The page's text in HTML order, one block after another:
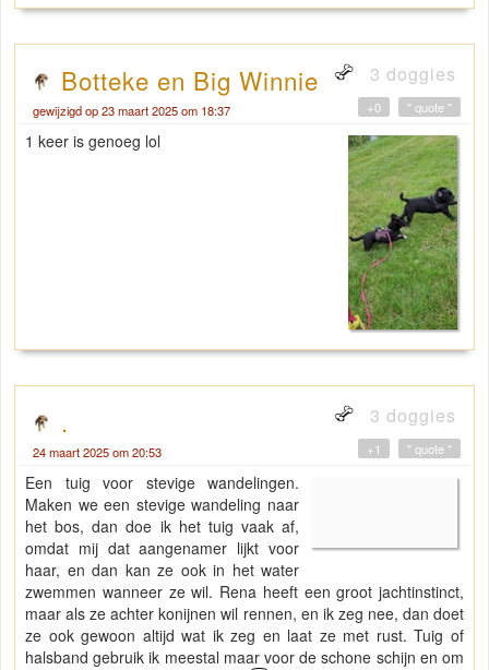
Botteke en Big Winnie 3 doggies
gewijzigd op 23 maart 2025 om 18:37 " quote "
+0
1 keer is genoeg lol
. 3 doggies
24 maart 2025 om 20:53 " quote "
+1
Een tuig voor stevige wandelingen.
Maken we een stevige wandeling naar
het bos, dan doe ik het tuig vaak af,
omdat mij dat aangenamer lijkt voor
haar, en dan kan ze ook in het water
zwemmen wanneer ze wil. Rena heeft een groot jachtinstinct,
maar als ze achter konijnen wil rennen, en ik zeg nee, dan doet
ze ook gewoon altijd wat ik zeg en laat ze met rust. Tuig of
halsband gebruik ik meestal maar voor de schone schijn en om